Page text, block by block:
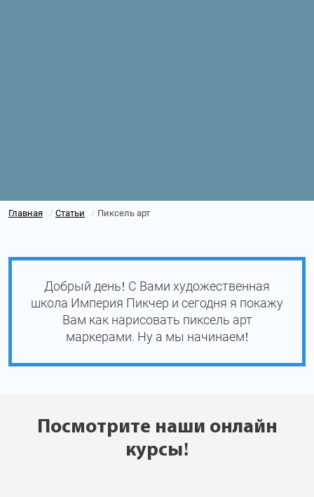
Главная / Статьи / Пиксель арт
Добрый день! С Вами художественная
школа Империя Пикчер и сегодня я покажу
Вам как нарисовать пиксель арт
маркерами. Ну а мы начинаем!
Посмотрите наши онлайн
курсы!